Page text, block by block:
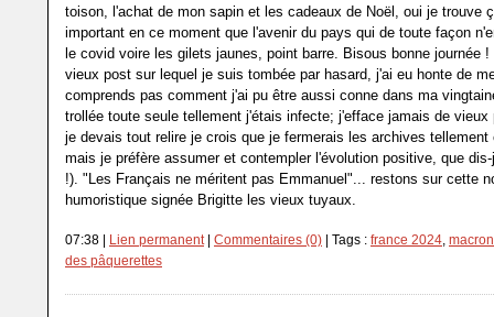
toison, l'achat de mon sapin et les cadeaux de Noël, oui je trouve
important en ce moment que l'avenir du pays qui de toute façon
le covid voire les gilets jaunes, point barre. Bisous bonne journée !
vieux post sur lequel je suis tombée par hasard, j'ai eu honte de
comprends pas comment j'ai pu être aussi conne dans ma
trollée toute seule tellement j'étais infecte; j'efface jamais de
je devais tout relire je crois que je fermerais les archives tellement
mais je préfère assumer et contempler l'évolution positive, que
!). "Les Français ne méritent pas Emmanuel"... restons sur cette
humoristique signée Brigitte les vieux tuyaux.
07:38 | Lien permanent | Commentaires (0) | Tags : france 2024 macron
des pâquerettes